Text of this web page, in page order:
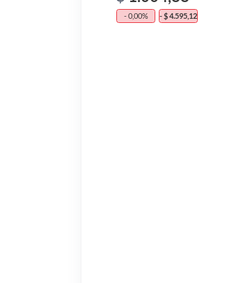
- 0,00% - $ 4.595,12